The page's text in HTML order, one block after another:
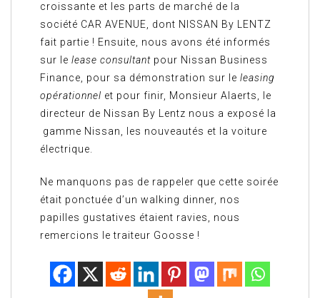
croissante et les parts de marché de la
société CAR AVENUE, dont NISSAN By LENTZ
fait partie ! Ensuite, nous avons été informés
sur le lease consultant pour Nissan Business
Finance, pour sa démonstration sur le leasing
opérationnel et pour finir, Monsieur Alaerts, le
directeur de Nissan By Lentz nous a exposé la
gamme Nissan, les nouveautés et la voiture
électrique.
Ne manquons pas de rappeler que cette soirée
était ponctuée d’un walking dinner, nos
papilles gustatives étaient ravies, nous
remercions le traiteur Goosse !